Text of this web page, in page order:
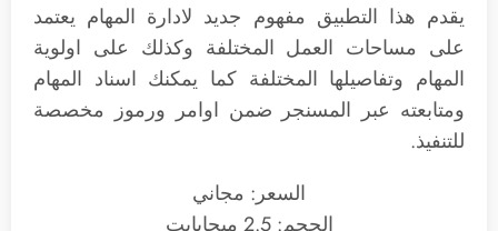
يقدم هذا التطبيق مفهوم جديد لادارة المهام يعتمد
على مساحات العمل المختلفة وكذلك على اولوية
المهام وتفاصيلها المختلفة كما يمكنك اسناد المهام
ومتابعته عبر المسنجر ضمن اوامر ورموز مخصصة
للتنفيذ.
السعر: مجاني
الحجم: 2.5 ميجابايت